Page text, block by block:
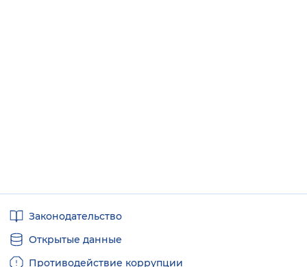
ссылкиЗаконодательство
Открытые данные
Противодействие коррупции